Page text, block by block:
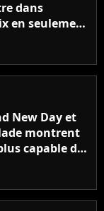
dans
en seulement
New Day et
montrent
capable de
de simple